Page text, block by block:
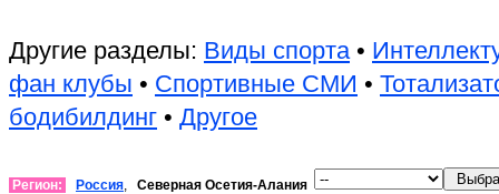
Другие разделы: Виды спорта•
фан клубы • Спортивные СМИ •
бодибилдинг • Другое
Регион: Россия, Северная Осетия-Алания